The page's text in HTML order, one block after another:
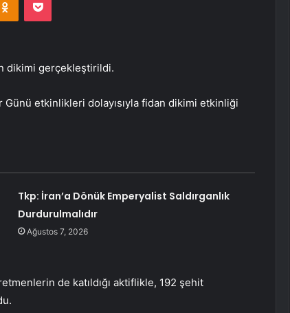
dikimi gerçekleştirildi.
Günü etkinlikleri dolayısıyla fidan dikimi etkinliği
Tkp: İran’a Dönük Emperyalist Saldırganlık
Durdurulmalıdır
Ağustos 7, 2026
de katıldığı aktiflikle, 192 şehit